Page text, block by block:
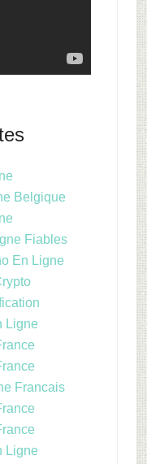
Belgique
Fiables
En Ligne
Ligne
Francais
Ligne